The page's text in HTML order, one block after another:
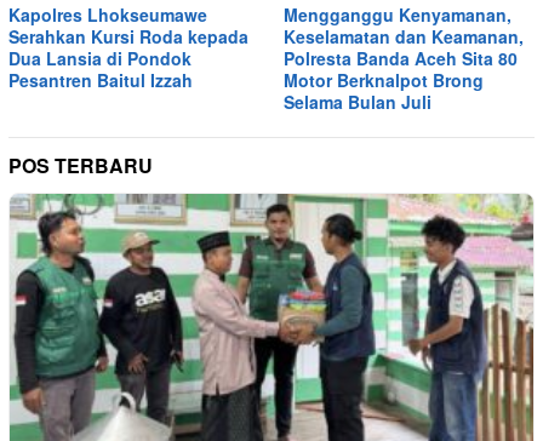
Kapolres Lhokseumawe
Serahkan Kursi Roda kepada
Dua Lansia di Pondok
Pesantren Baitul Izzah
Mengganggu Kenyamanan,
Keselamatan dan Keamanan,
Polresta Banda Aceh Sita 80
Motor Berknalpot Brong
Selama Bulan Juli
POS TERBARU